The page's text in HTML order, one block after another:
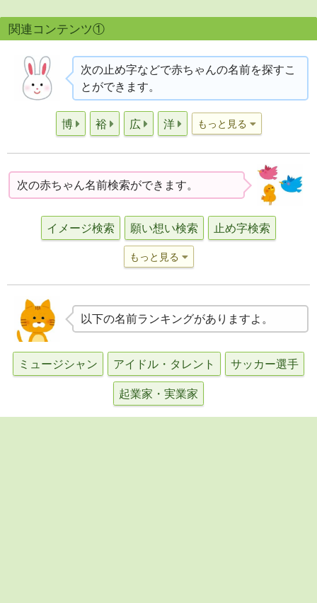
関連コンテンツ①
次の止め字などで赤ちゃんの名前を探すこ
とができます。
博 裕 広 洋 もっと見る
次の赤ちゃん名前検索ができます。
イメージ検索 願い想い検索 止め字検索
もっと見る
以下の名前ランキングがありますよ。
ミュージシャン アイドル・タレント サッカー選手
起業家・実業家